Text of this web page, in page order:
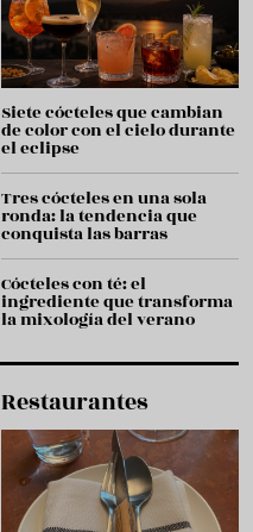
Siete cócteles que cambian
de color con el cielo durante
el eclipse
Tres cócteles en una sola
ronda: la tendencia que
conquista las barras
Cócteles con té: el
ingrediente que transforma
la mixología del verano
Restaurantes